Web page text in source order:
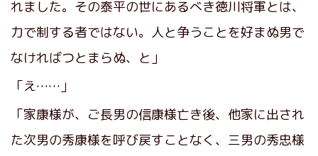
れました。その泰平の世にあるべき徳川将軍とは、
力で制する者ではない。人と争うことを好まぬ男で
なければつとまらぬ、と」
「え……」
「家康様が、ご長男の信康様亡き後、他家に出され
た次男の秀康様を呼び戻すことなく、三男の秀忠様